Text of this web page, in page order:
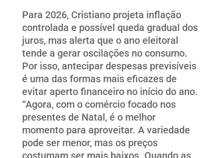
Para 2026, Cristiano projeta inflação
controlada e possível queda gradual dos
juros, mas alerta que o ano eleitoral
tende a gerar oscilações no consumo.
Por isso, antecipar despesas previsíveis
é uma das formas mais eficazes de
evitar aperto financeiro no início do ano.
“Agora, com o comércio focado nos
presentes de Natal, é o melhor
momento para aproveitar. A variedade
pode ser menor, mas os preços
costumam ser mais baixos. Quando as